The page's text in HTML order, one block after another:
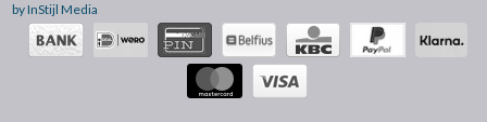
byInStijl Media